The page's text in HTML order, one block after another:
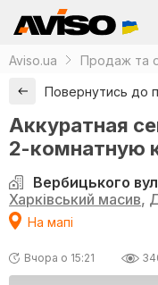
Aviso.ua Продаж та
Повернутись до
Аккуратная
2-комнатную
Вербицького
Харківський масив,
На мапі
Вчора о 15:21